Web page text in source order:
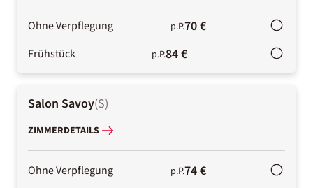
Ohne Verpflegung p.P.70 €
Frühstück p.P.84 €
Salon Savoy(S)
ZIMMERDETAILS
Ohne Verpflegung p.P.74 €